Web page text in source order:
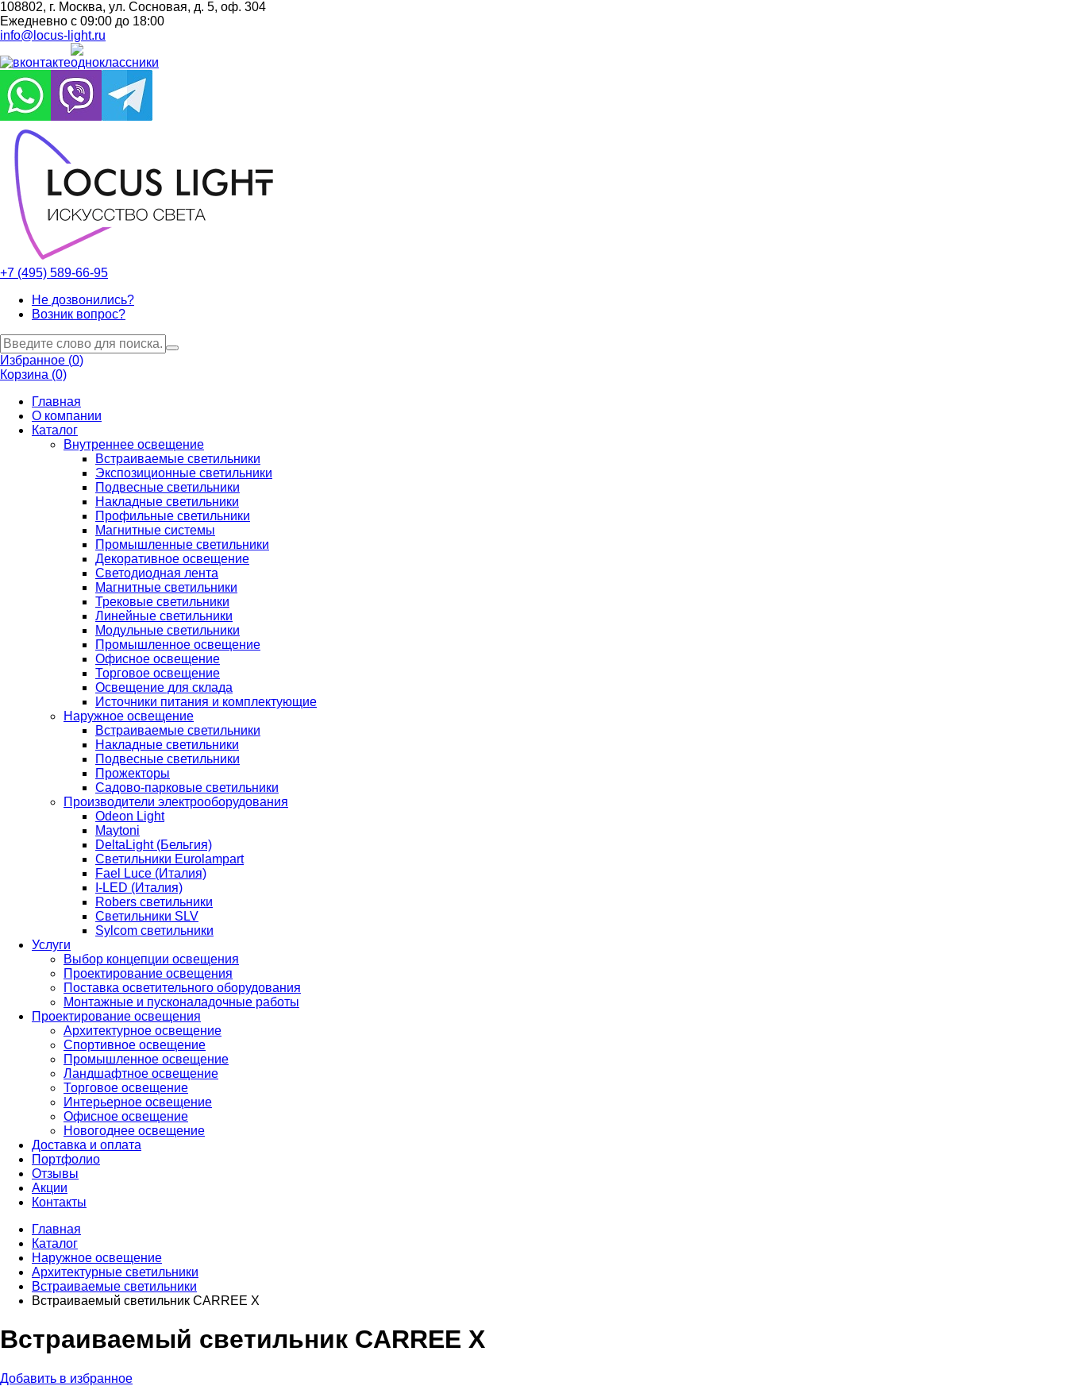
108802, г. Москва, ул. Сосновая, д. 5, оф. 304
Ежедневно с 09:00 до 18:00
info@locus-light.ru
+7 (495) 589-66-95
Не дозвонились?
Возник вопрос?
Избранное (0)
Корзина (0)
Главная
О компании
Каталог
Внутреннее освещение
Встраиваемые светильники
Экспозиционные светильники
Подвесные светильники
Накладные светильники
Профильные светильники
Магнитные системы
Промышленные светильники
Декоративное освещение
Светодиодная лента
Магнитные светильники
Трековые светильники
Линейные светильники
Модульные светильники
Промышленное освещение
Офисное освещение
Торговое освещение
Освещение для склада
Источники питания и комплектующие
Наружное освещение
Встраиваемые светильники
Накладные светильники
Подвесные светильники
Прожекторы
Садово-парковые светильники
Производители электрооборудования
Odeon Light
Maytoni
DeltaLight (Бельгия)
Светильники Eurolampart
Fael Luce (Италия)
I-LED (Италия)
Robers светильники
Светильники SLV
Sylcom светильники
Услуги
Выбор концепции освещения
Проектирование освещения
Поставка осветительного оборудования
Монтажные и пусконаладочные работы
Проектирование освещения
Архитектурное освещение
Спортивное освещение
Промышленное освещение
Ландшафтное освещение
Торговое освещение
Интерьерное освещение
Офисное освещение
Новогоднее освещение
Доставка и оплата
Портфолио
Отзывы
Акции
Контакты
Главная
Каталог
Наружное освещение
Архитектурные светильники
Встраиваемые светильники
Встраиваемый светильник CARREE X
Встраиваемый светильник CARREE X
Добавить в избранное